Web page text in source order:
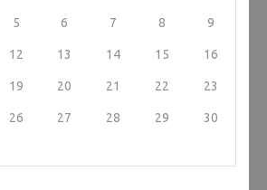
5 6 7 8 9
12 13 14 15 16
19 20 21 22 23
26 27 28 29 30